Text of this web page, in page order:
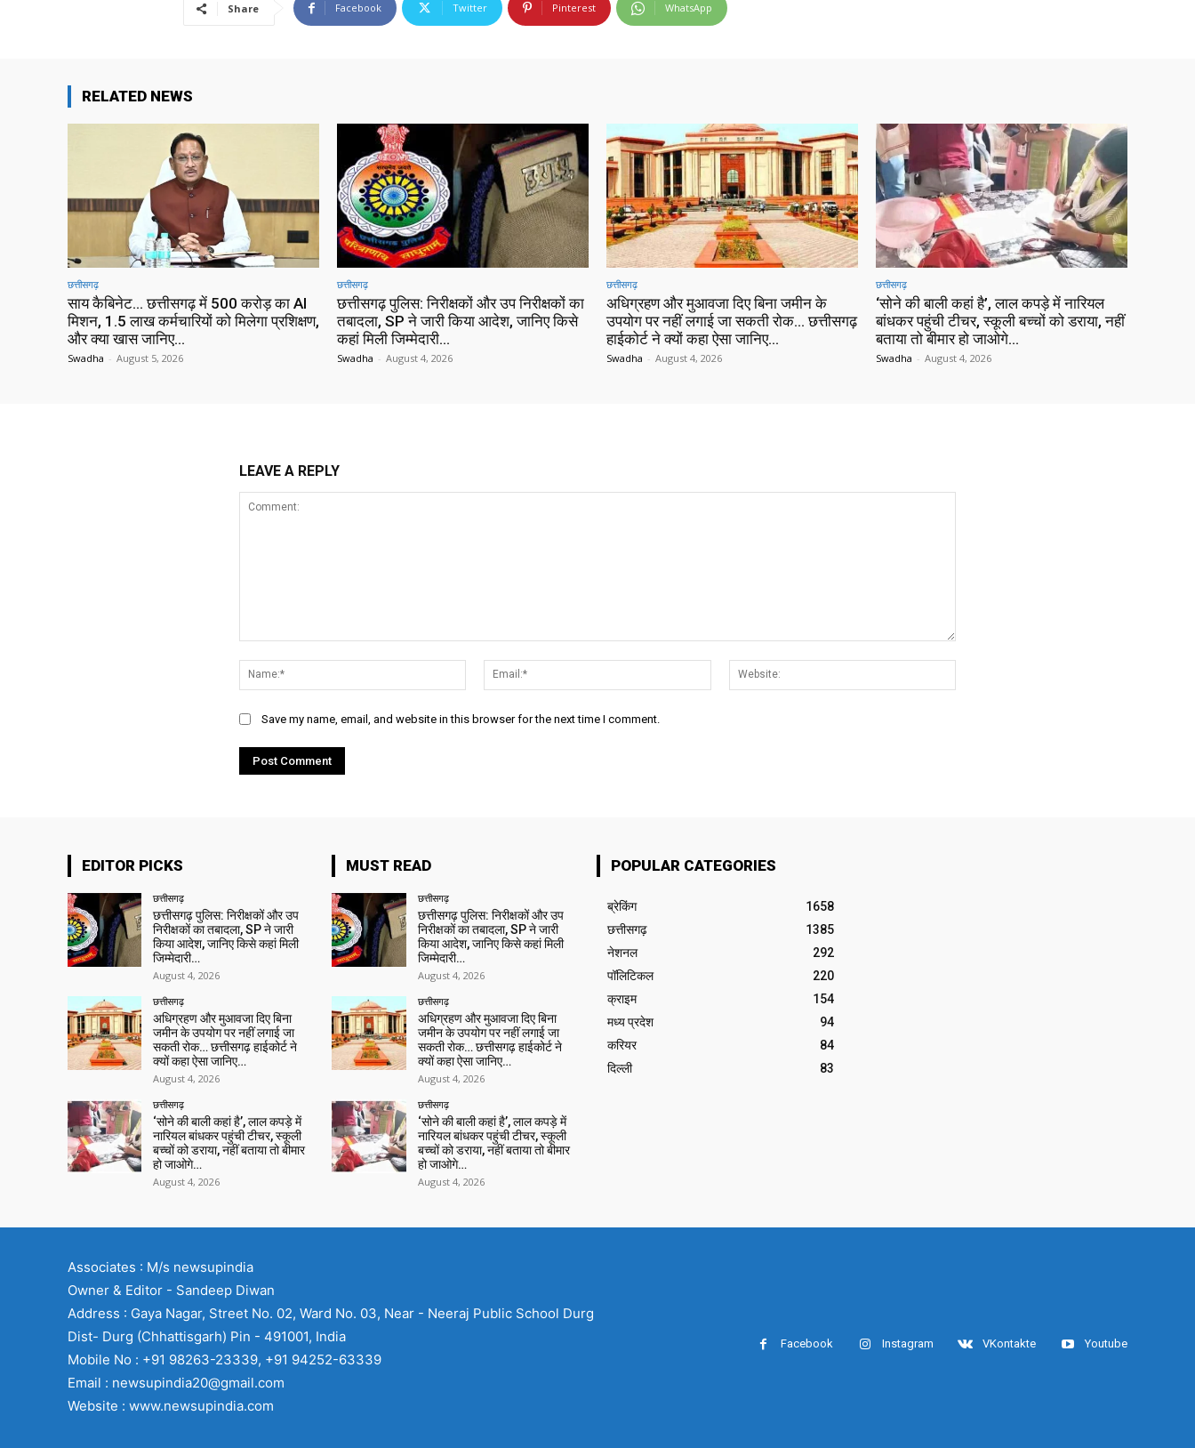
Share Facebook Twitter Pinterest WhatsApp
RELATED NEWS
छत्तीसगढ़
साय कैबिनेट… छत्तीसगढ़ में 500 करोड़ का AI
मिशन, 1.5 लाख कर्मचारियों को मिलेगा प्रशिक्षण,
और क्या खास जानिए…
Swadha - August 5, 2026
छत्तीसगढ़
छत्तीसगढ़ पुलिस: निरीक्षकों और उप निरीक्षकों का
तबादला, SP ने जारी किया आदेश, जानिए किसे
कहां मिली जिम्मेदारी…
Swadha - August 4, 2026
छत्तीसगढ़
अधिग्रहण और मुआवजा दिए बिना जमीन के
उपयोग पर नहीं लगाई जा सकती रोक… छत्तीसगढ़
हाईकोर्ट ने क्यों कहा ऐसा जानिए…
Swadha - August 4, 2026
छत्तीसगढ़
‘सोने की बाली कहां है’, लाल कपड़े में नारियल
बांधकर पहुंची टीचर, स्कूली बच्चों को डराया, नहीं
बताया तो बीमार हो जाओगे…
Swadha - August 4, 2026
LEAVE A REPLY
Name:*
Email:*
Save my name, email, and website in this browser for the next time I comment.
EDITOR PICKS
छत्तीसगढ़
छत्तीसगढ़ पुलिस: निरीक्षकों और उप
निरीक्षकों का तबादला, SP ने जारी
किया आदेश, जानिए किसे कहां मिली
जिम्मेदारी…
August 4, 2026
छत्तीसगढ़
अधिग्रहण और मुआवजा दिए बिना
जमीन के उपयोग पर नहीं लगाई जा
सकती रोक… छत्तीसगढ़ हाईकोर्ट ने
क्यों कहा ऐसा जानिए…
August 4, 2026
छत्तीसगढ़
‘सोने की बाली कहां है’, लाल कपड़े में
नारियल बांधकर पहुंची टीचर, स्कूली
बच्चों को डराया, नहीं बताया तो बीमार
हो जाओगे…
August 4, 2026
MUST READ
छत्तीसगढ़
छत्तीसगढ़ पुलिस: निरीक्षकों और उप
निरीक्षकों का तबादला, SP ने जारी
किया आदेश, जानिए किसे कहां मिली
जिम्मेदारी…
August 4, 2026
छत्तीसगढ़
अधिग्रहण और मुआवजा दिए बिना
जमीन के उपयोग पर नहीं लगाई जा
सकती रोक… छत्तीसगढ़ हाईकोर्ट ने
क्यों कहा ऐसा जानिए…
August 4, 2026
छत्तीसगढ़
‘सोने की बाली कहां है’, लाल कपड़े में
नारियल बांधकर पहुंची टीचर, स्कूली
बच्चों को डराया, नहीं बताया तो बीमार
हो जाओगे…
August 4, 2026
POPULAR CATEGORIES
ब्रेकिंग
1658
छत्तीसगढ़
1385
नेशनल
292
पॉलिटिकल
220
क्राइम
154
मध्य प्रदेश
94
करियर
84
दिल्ली
83
Associates : M/s newsupindia
Owner & Editor - Sandeep Diwan
Address : Gaya Nagar, Street No. 02, Ward No. 03, Near - Neeraj Public School Durg
Dist- Durg (Chhattisgarh) Pin - 491001, India
Mobile No : +91 98263-23339, +91 94252-63339
Email : newsupindia20@gmail.com
Website : www.newsupindia.com
Facebook Instagram VKontakte Youtube